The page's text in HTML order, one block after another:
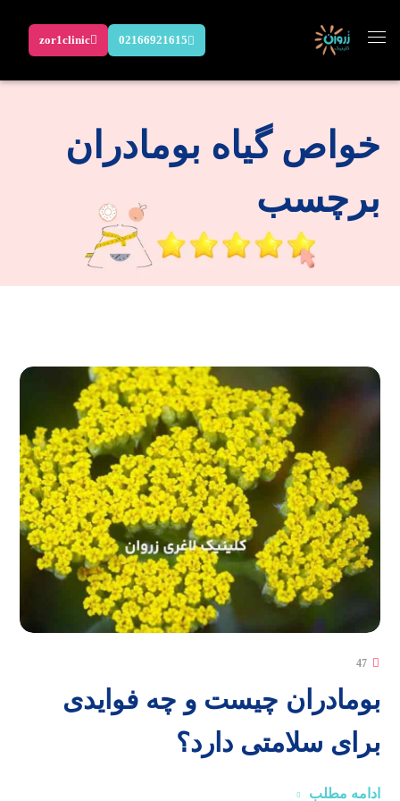
02166921615
zor1clinic
خواص گیاه بومادران
برچسب
47
بومادران چیست و چه فوایدی
برای سلامتی دارد؟
ادامه مطلب